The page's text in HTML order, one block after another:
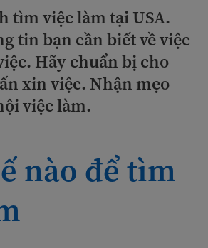
tìm việc làm tại USA.
tin bạn cần biết về việc
Hãy chuẩn bị cho
xin việc. Nhận mẹo
việc làm.
nào để tìm